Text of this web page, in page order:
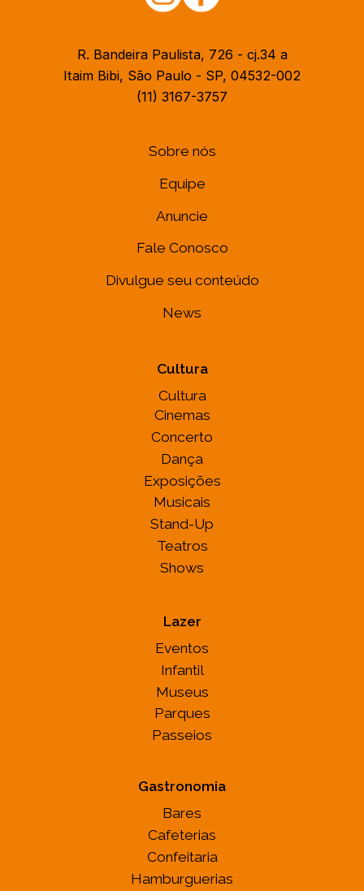
R. Bandeira Paulista, 726 - cj.34 a
Itaim Bibi, São Paulo - SP, 04532-002
(11) 3167-3757
Sobre nós
Equipe
Anuncie
Fale Conosco
Divulgue seu conteúdo
News
Cultura
Cultura
Cinemas
Concerto
Dança
Exposições
Musicais
Stand-Up
Teatros
Shows
Lazer
Eventos
Infantil
Museus
Parques
Passeios
Gastronomia
Bares
Cafeterias
Confeitaria
Hamburguerias